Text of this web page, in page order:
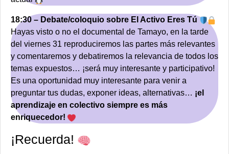
18:30 – Debate/coloquio sobre El Activo Eres Tú
Hayas visto o no el documental de Tamayo, en la tarde
del viernes 31 reproduciremos las partes más relevantes
y comentaremos y debatiremos la relevancia de todos los
temas expuestos… ¡será muy interesante y participativo!
Es una oportunidad muy interesante para venir a
preguntar tus dudas, exponer ideas, alternativas… ¡el
aprendizaje en colectivo siempre es más
enriquecedor!
¡Recuerda!